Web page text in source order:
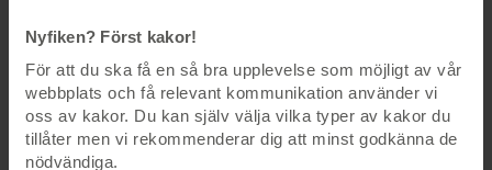
Nyfiken? Först kakor!
För att du ska få en så bra upplevelse som möjligt av vår
webbplats och få relevant kommunikation använder vi
oss av kakor. Du kan själv välja vilka typer av kakor du
tillåter men vi rekommenderar dig att minst godkänna de
nödvändiga.
och satte lätt i halsen. Han blev snabbt sämre,
säger Katja.
Sista tiden i livet